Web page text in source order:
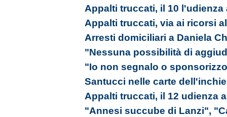
Appalti truccati, il 10 l'udienza
Appalti truccati, via ai ricorsi
Arresti domiciliari a Daniela
"Nessuna possibilità di
"Io non segnalo o
Santucci nelle carte
Appalti truccati, il 12 udienza
"Annesi succube di Lanzi",